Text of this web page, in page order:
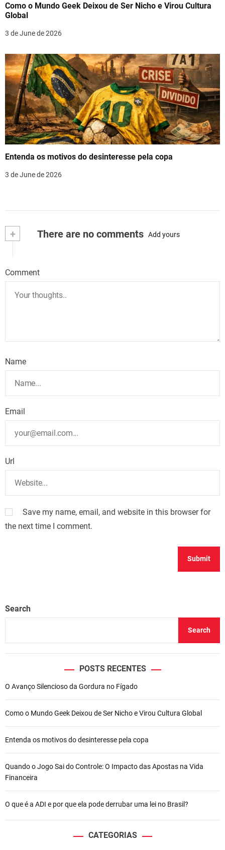
Como o Mundo Geek Deixou de Ser Nicho e Virou Cultura
Global
3 de June de 2026
Entenda os motivos do desinteresse pela copa
3 de June de 2026
+ There are no comments Add yours
Comment
Name
Email
Url
Save my name, email, and website in this browser for
the next time I comment.
Search
Search
POSTS RECENTES
O Avanço Silencioso da Gordura no Fígado
Como o Mundo Geek Deixou de Ser Nicho e Virou Cultura Global
Entenda os motivos do desinteresse pela copa
Quando o Jogo Sai do Controle: O Impacto das Apostas na Vida
Financeira
O que é a ADI e por que ela pode derrubar uma lei no Brasil?
CATEGORIAS